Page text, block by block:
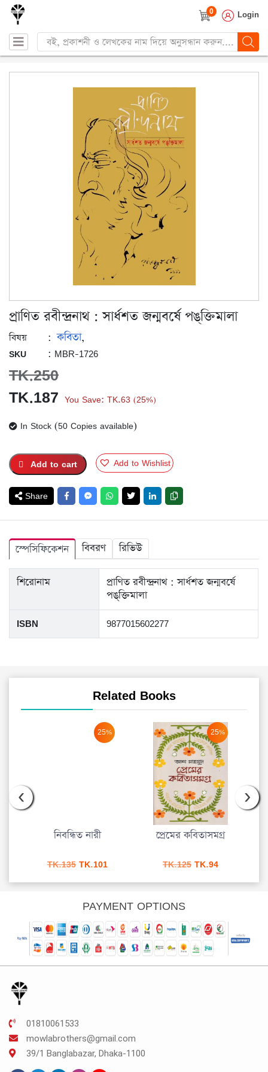
0 Login
Products
search
প্রাণিত রবীন্দ্রনাথ : সার্ধশত জন্মবর্ষে পঙ্‌ক্তিমালা
বিষয় : কবিতা,
SKU : MBR-1726
TK.250
Original
price
TK.250.
TK.187 Current
price
TK.187.
You Save: TK.63 (25%)
In Stock (50 Copies available)
Add to cart Add to Wishlist
Share
স্পেসিফিকেশন বিবরণ রিভিউ
শিরোনাম
প্রাণিত রবীন্দ্রনাথ : সার্ধশত জন্মবর্ষে
পঙ্‌ক্তিমালা
ISBN 9877015602277
Related Books
25%
নিবন্ধিত নারী
TK.135 Original
was:
TK.135.
TK.101Current
is:
TK.101.
25%
প্রেমের কবিতাসমগ্র
TK.125 Original
was:
TK.94Current
is:
‹ ›
PAYMENT OPTIONS
01810061533
mowlabrothers@gmail.com
39/1 Banglabazar, Dhaka-1100